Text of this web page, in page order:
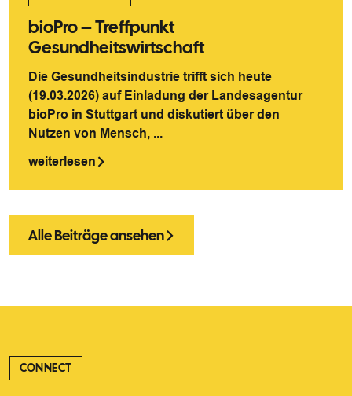
bioPro – Treffpunkt
Gesundheitswirtschaft
Die Gesundheitsindustrie trifft sich heute
(19.03.2026) auf Einladung der Landesagentur
bioPro in Stuttgart und diskutiert über den
Nutzen von Mensch, ...
weiterlesen
Alle Beiträge ansehen
CONNECT